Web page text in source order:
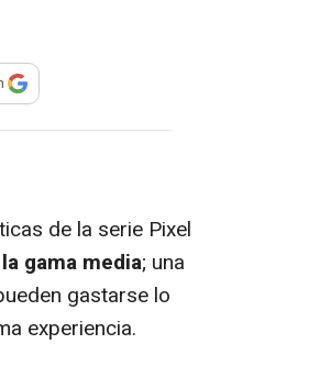
compartir
de la serie Pixel
gama media; una
gastarse lo
experiencia.